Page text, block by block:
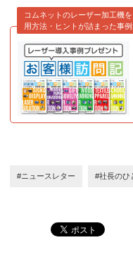
コムネットのレーザー加工機
用方法・ヒントが詰まった事
#ニュースレター #社長のひ